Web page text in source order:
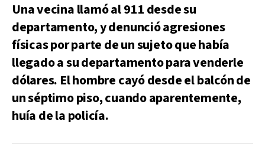
Una vecina llamó al 911 desde su
departamento, y denunció agresiones
físicas por parte de un sujeto que había
llegado a su departamento para venderle
dólares. El hombre cayó desde el balcón de
un séptimo piso, cuando aparentemente,
huía de la policía.